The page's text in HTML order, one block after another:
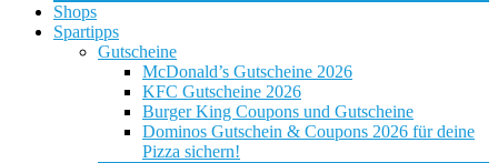
Shops
Spartipps
Gutscheine
McDonald’s Gutscheine 2026
KFC Gutscheine 2026
Burger King Coupons und Gutscheine
Dominos Gutschein & Coupons 2026 für deine
Pizza sichern!